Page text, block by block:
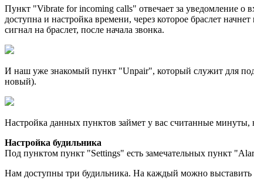
Пункт "Vibrate for incoming calls" отвечает за уведомление о
доступна и настройка времени, через которое браслет
сигнал на браслет, после начала звонка.
И наш уже знакомый пункт "Unpair", который служит для
новый).
Настройка данных пунктов займет у вас считанные
Настройка будильника
Под пунктом пункт "Settings" есть замечательных пункт
Нам доступны три будильника. На каждый можно выставить